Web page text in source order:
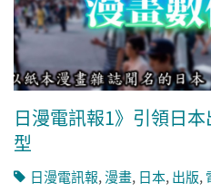
日漫電訊報1》引領日
型
日漫電訊報,漫畫, 日本,出版,